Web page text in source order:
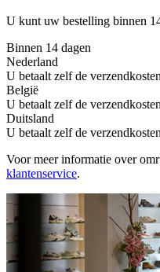
U kunt uw bestelling binnen
Binnen 14 dagen
Nederland
U betaalt zelf de verzendkosten
België
U betaalt zelf de verzendkosten
Duitsland
U betaalt zelf de verzendkosten
Voor meer informatie over
klantenservice.